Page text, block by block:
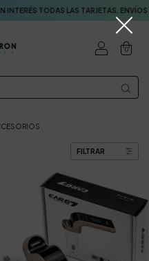
LAS TARJETAS. ENVÍOS A TODO
0
FILTRAR